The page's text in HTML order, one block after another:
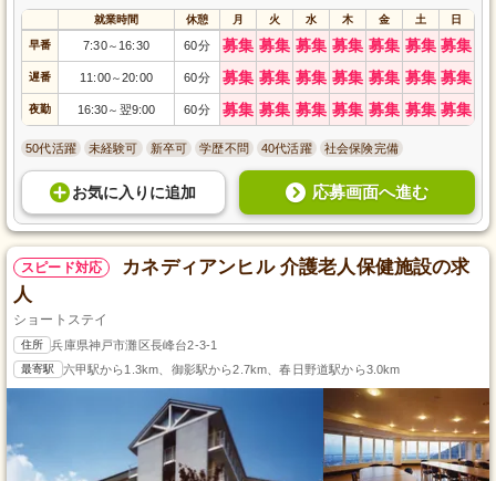
就業時間 休憩 月 火 水 木 金 土 日
早番 7:30～ 16:30 60分 募集 募集 募集 募集 募集 募集 募集
遅番 11:00～20:00 60分 募集 募集 募集 募集 募集 募集 募集
夜勤 16:30～ 翌9:00 60分 募集 募集 募集 募集 募集 募集 募集
50代活躍 未経験可 新卒可 学歴不問 40代活躍 社会保険完備
お気に入り に追加 応募画面へ進む
スピード対応
カネディアンヒル 介護老人保健施設の求
人
ショートステイ
住所 兵庫県神戸市灘区長峰台2-3-1
最寄駅 六甲駅から1.3km、御影駅から2.7km、春日野道駅から3.0km